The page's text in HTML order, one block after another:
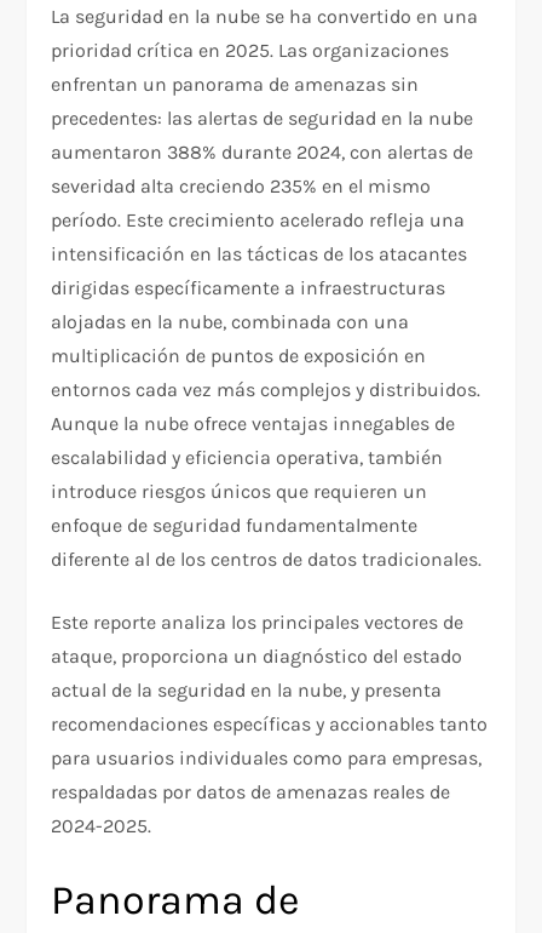
La seguridad en la nube se ha convertido en una
prioridad crítica en 2025. Las organizaciones
enfrentan un panorama de amenazas sin
precedentes: las alertas de seguridad en la nube
aumentaron 388% durante 2024, con alertas de
severidad alta creciendo 235% en el mismo
período. Este crecimiento acelerado refleja una
intensificación en las tácticas de los atacantes
dirigidas específicamente a infraestructuras
alojadas en la nube, combinada con una
multiplicación de puntos de exposición en
entornos cada vez más complejos y distribuidos.
Aunque la nube ofrece ventajas innegables de
escalabilidad y eficiencia operativa, también
introduce riesgos únicos que requieren un
enfoque de seguridad fundamentalmente
diferente al de los centros de datos tradicionales.
​Este reporte analiza los principales vectores de
ataque, proporciona un diagnóstico del estado
actual de la seguridad en la nube, y presenta
recomendaciones específicas y accionables tanto
para usuarios individuales como para empresas,
respaldadas por datos de amenazas reales de
2024-2025.
Panorama de